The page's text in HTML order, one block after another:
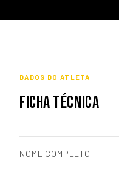
DADOS DO ATLETA
FICHA TÉCNICA
NOME COMPLETO